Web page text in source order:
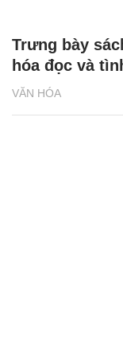
VĂN HÓA
Trưng bày
hóa đọc và